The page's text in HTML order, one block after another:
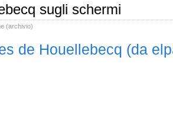
sugli schermi
(archivio)
de Houellebecq (da